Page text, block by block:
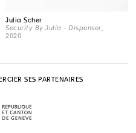
Julia Scher
Security By Julia - Dispenser
2020
SES PARTENAIRES